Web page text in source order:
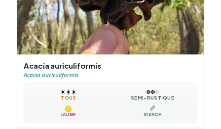
Acacia auriculiformis
Acacia auriculiformis
☀️☀️☀️
TOUS
❄️❄️❄️
SEMI-RUSTIQUE
JAUNE
📏
VIVACE